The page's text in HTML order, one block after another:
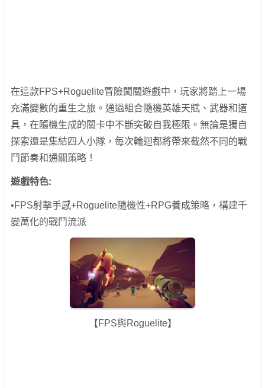
在這款FPS+Roguelite冒險闖關遊戲中，玩家將踏上一場
充滿變數的重生之旅。通過組合隨機英雄天賦、武器和道
具，在隨機生成的關卡中不斷突破自我極限。無論是獨自
探索還是集結四人小隊，每次輪迴都將帶來截然不同的戰
鬥節奏和通關策略！
遊戲特色:
•FPS射擊手感+Roguelite隨機性+RPG養成策略，構建千
變萬化的戰鬥流派
【FPS與Roguelite】